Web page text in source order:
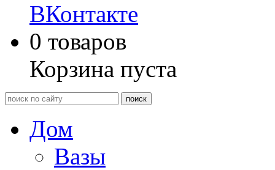
ВКонтакте
0 товаров
Корзина пуста
Дом
Вазы